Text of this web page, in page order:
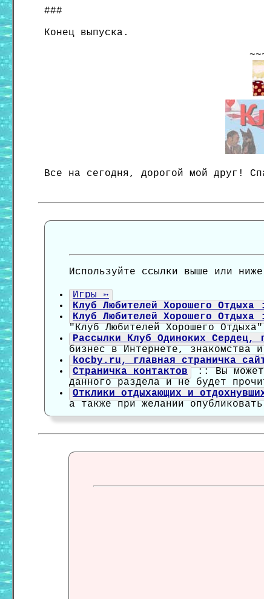
###
Конец выпуска.
Все на сегодня, дорогой мой друг!
Используйте ссылки выше или
Игры ➳
Клуб Любителей Хорошего
Клуб Любителей Хорошего
"Клуб Любителей Хорошего
Рассылки Клуб Одиноких Сердец,
бизнес в Интернете, знакомства
kocby.ru, главная страничка
Страничка контактов :: Вы можете
данного раздела и не будет
Отклики отдыхающих и
а также при желании